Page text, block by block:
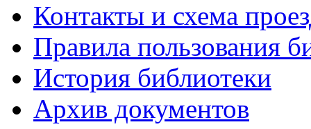
Контакты и схема
Правила пользования
История библиотеки
Архив документов